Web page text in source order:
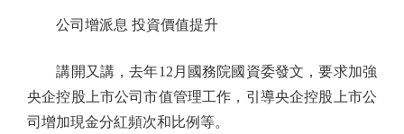
公司增派息 投資價值提升
講開又講，去年12月國務院國資委發文，要求加強
央企控股上市公司市值管理工作，引導央企控股上市公
司增加現金分紅頻次和比例等。